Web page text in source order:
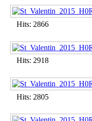
Hits: 2866
Hits: 2918
Hits: 2805